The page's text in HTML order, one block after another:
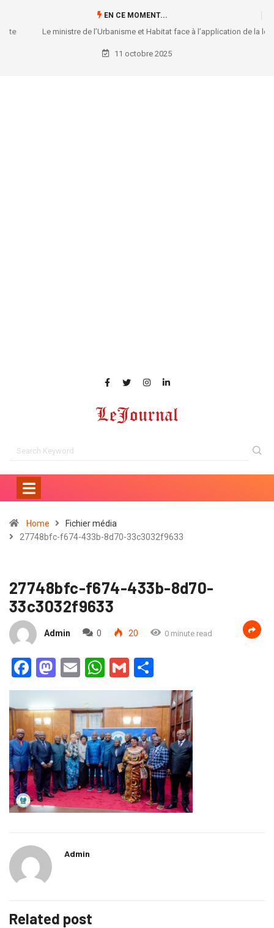
EN CE MOMENT...
Le ministre de l’Urbanisme et Habitat face à l’application de la loi
N°15/025 du 31/12/2015...: L’honorable Éric Tshikuma plaide en faveur
11 octobre 2025
Home
Fichier média
27748bfc-f674-433b-8d70-33c3032f9633
27748bfc-f674-433b-8d70-
33c3032f9633
Admin 0 20 0 minute read
Facebook
Mastodon
EmailWhatsApp
Gmail
Admin
Related post